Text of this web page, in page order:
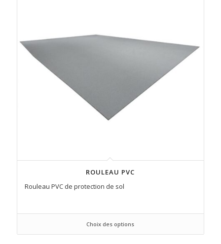
ROULEAU PVC
Rouleau PVC de protection de sol
Choix des options